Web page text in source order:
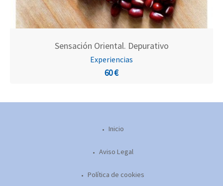
Sensación Oriental. Depurativo
Experiencias
60 €
Inicio
Aviso Legal
Política de cookies